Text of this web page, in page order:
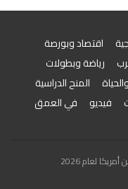
اقتصاد وبورصة
رياضة وبطولات
المنح الدراسية
فيديو
في العمق
لعام 2026